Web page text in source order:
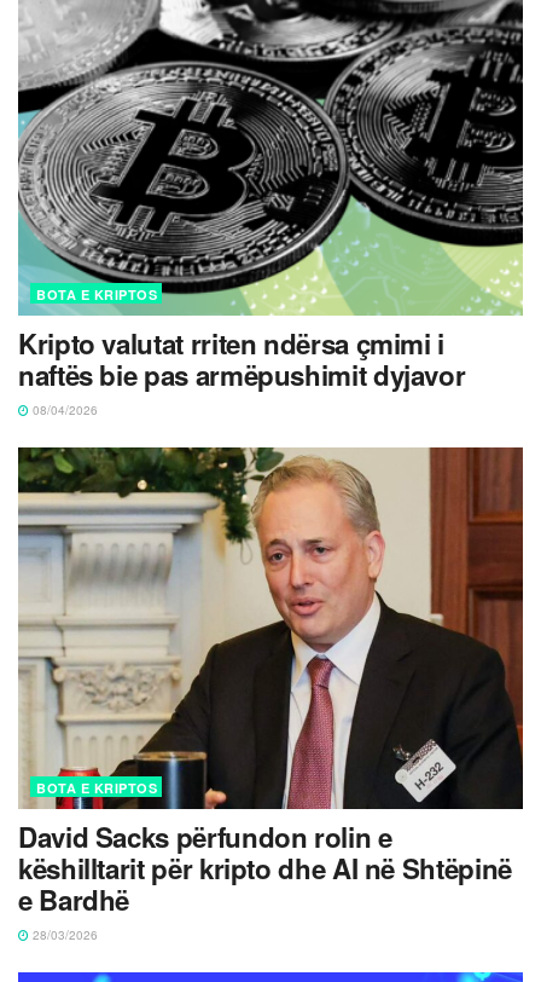
BOTA E KRIPTOS
Kripto valutat rriten ndërsa çmimi i
naftës bie pas armëpushimit dyjavor
08/04/2026
BOTA E KRIPTOS
David Sacks përfundon rolin e
këshilltarit për kripto dhe AI në Shtëpinë
e Bardhë
28/03/2026